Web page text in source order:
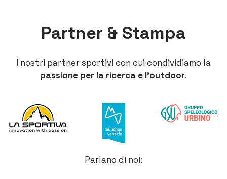
Partner & Stampa
I nostri partner sportivi con cui condividiamo la
passione per la ricerca e l’outdoor.
Parlano di noi: